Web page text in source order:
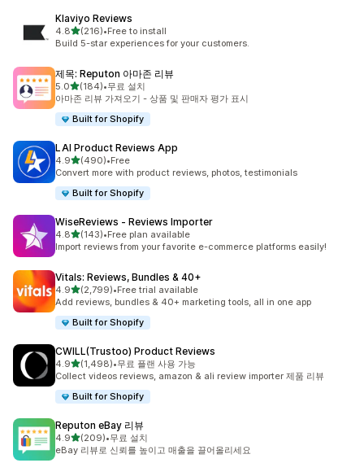
Klaviyo Reviews
4.8별 5개 중
(216)
총 리뷰 216개
•Free to install
Build 5-star experiences for your customers.
제목: Reputon 아마존 리뷰
5.0별 5개 중
(184)
총 리뷰 184개
•무료 설치
아마존 리뷰 가져오기 - 상품 및 판매자 평가 표시
Built for Shopify
LAI Product Reviews App
4.9별 5개 중
(490)
총 리뷰 490개
•Free
Convert more with product reviews, photos, testimonials
Built for Shopify
WiseReviews ‑ Reviews Importer
4.8별 5개 중
(143)
총 리뷰 143개
•Free plan available
Import reviews from your favorite e-commerce platforms easily!
Vitals: Reviews, Bundles & 40+
4.9별 5개 중
(2,799)
총 리뷰 2799개
•Free trial available
Add reviews, bundles & 40+ marketing tools, all in one app
Built for Shopify
CWILL(Trustoo) Product Reviews
4.9별 5개 중
(1,498)
총 리뷰 1498개
•무료 플랜 사용 가능
Collect videos reviews, amazon & ali review importer 제품 리뷰
Built for Shopify
Reputon eBay 리뷰
4.9별 5개 중
(209)
총 리뷰 209개
•무료 설치
eBay 리뷰로 신뢰를 높이고 매출을 끌어올리세요